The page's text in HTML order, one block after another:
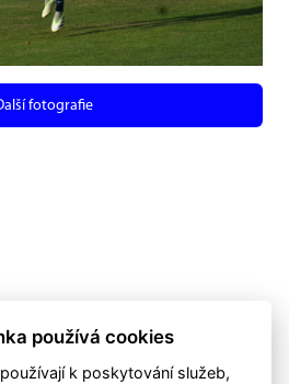
fotografie
používá cookies
k poskytování služeb,